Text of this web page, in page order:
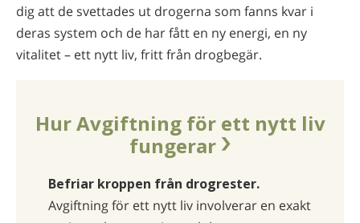
dig att de svettades ut drogerna som fanns kvar i
deras system och de har fått en ny energi, en ny
vitalitet – ett nytt liv, fritt från drogbegär.
Hur Avgiftning för ett nytt liv
fungerar
Befriar kroppen från drogrester.
Avgiftning för ett nytt liv involverar en exakt